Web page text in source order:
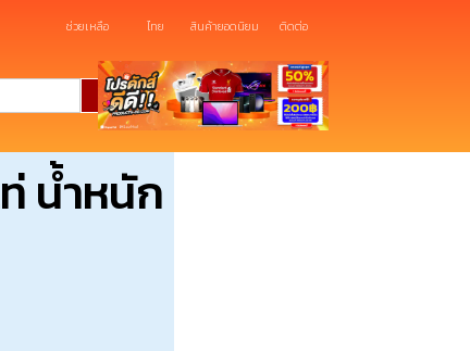
ช่วยเหลือ ไทย สินค้ายอดนิยม ติดต่อ
น้ำหนัก